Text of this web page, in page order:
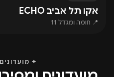
אקו תל אביב ECHO
📍 חומה ומגדל 11
✦